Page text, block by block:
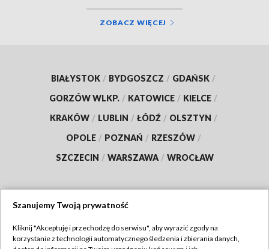
ZOBACZ WIĘCEJ
BIAŁYSTOK / BYDGOSZCZ / GDAŃSK /
GORZÓW WLKP. / KATOWICE / KIELCE /
KRAKÓW / LUBLIN / ŁÓDŹ / OLSZTYN /
OPOLE / POZNAŃ / RZESZÓW /
SZCZECIN / WARSZAWA / WROCŁAW
TVP
Szanujemy Twoją prywatność
Kliknij "Akceptuję i przechodzę do serwisu", aby wyrazić zgody na
korzystanie z technologii automatycznego śledzenia i zbierania danych,